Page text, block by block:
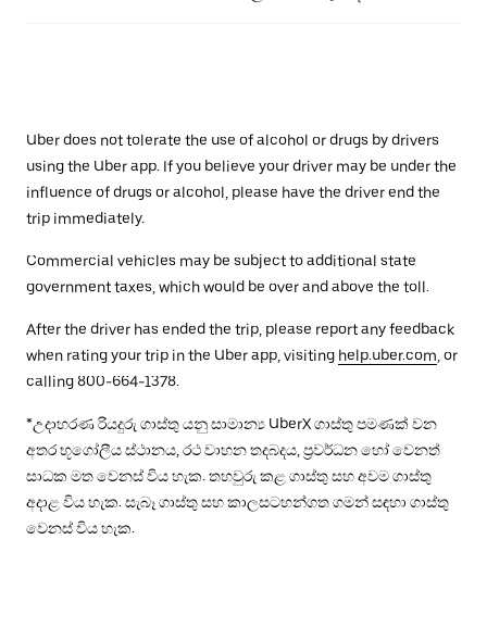
Uber does not tolerate the use of alcohol or drugs by drivers
using the Uber app. If you believe your driver may be under the
influence of drugs or alcohol, please have the driver end the
trip immediately.
Commercial vehicles may be subject to additional state
government taxes, which would be over and above the toll.
After the driver has ended the trip, please report any feedback
when rating your trip in the Uber app, visiting help.uber.com , or
calling 800-664-1378.
*උදාහරණ රියදුරු ගාස්තු යනු සාමාන්‍ය UberX ගාස්තු පමණක් වන
අතර භූගෝලීය ස්ථානය, රථ වාහන තදබදය, ප්‍රවර්ධන හෝ වෙනත්
සාධක මත වෙනස් විය හැක. තහවුරු කළ ගාස්තු සහ අවම ගාස්තු
අදාළ විය හැක. සැබෑ ගාස්තු සහ කාලසටහන්ගත ගමන් සඳහා ගාස්තු
වෙනස් විය හැක.